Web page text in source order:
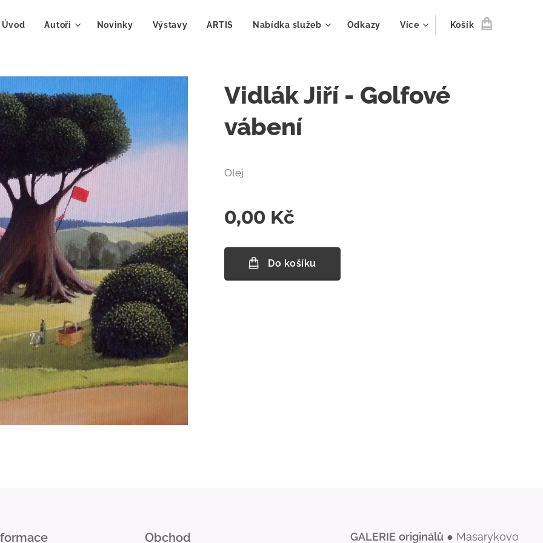
Úvod Autoři Novinky Výstavy ARTIS Nabídka služeb Odkazy Více Košík
Vidlák Jiří - Golfové
vábení
Olej
0,00 Kč
Do košíku
Obchod GALERIE originálů● Masarykovo